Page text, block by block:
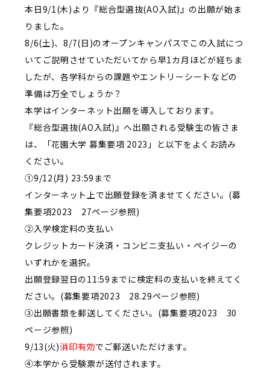
本日9/1(木)より『総合型選抜(AO入試)』の出願が始ま
りました。
8/6(土)、8/7(日)のオープンキャンパスでこの入試につ
いてご説明させていただいてから早1カ月ほどが経ちま
したが、各学科からの課題やエントリーシートなどの
準備は万全でしょうか？
本学はインターネット出願を導入しております。
『総合型選抜(AO入試)』へ出願される受験生の皆さま
は、「花園大学 募集要項 2023」と以下をよくお読み
ください。
①9/12(月) 23:59まで
インターネット上で出願登録を済ませてください。(募
集要項2023 27ページ参照)
②入学検定料の支払い
クレジットカード決済・コンビニ支払い・ペイジーの
いずれかを選択。
出願登録翌日の11:59までに検定料の支払いを終えてく
ださい。(募集要項2023 28.29ページ参照)
③出願書類を郵送してください。(募集要項2023 30
ページ参照)
9/13(火)消印有効でご郵送いただけます。
④本学から受験票が送付されます。